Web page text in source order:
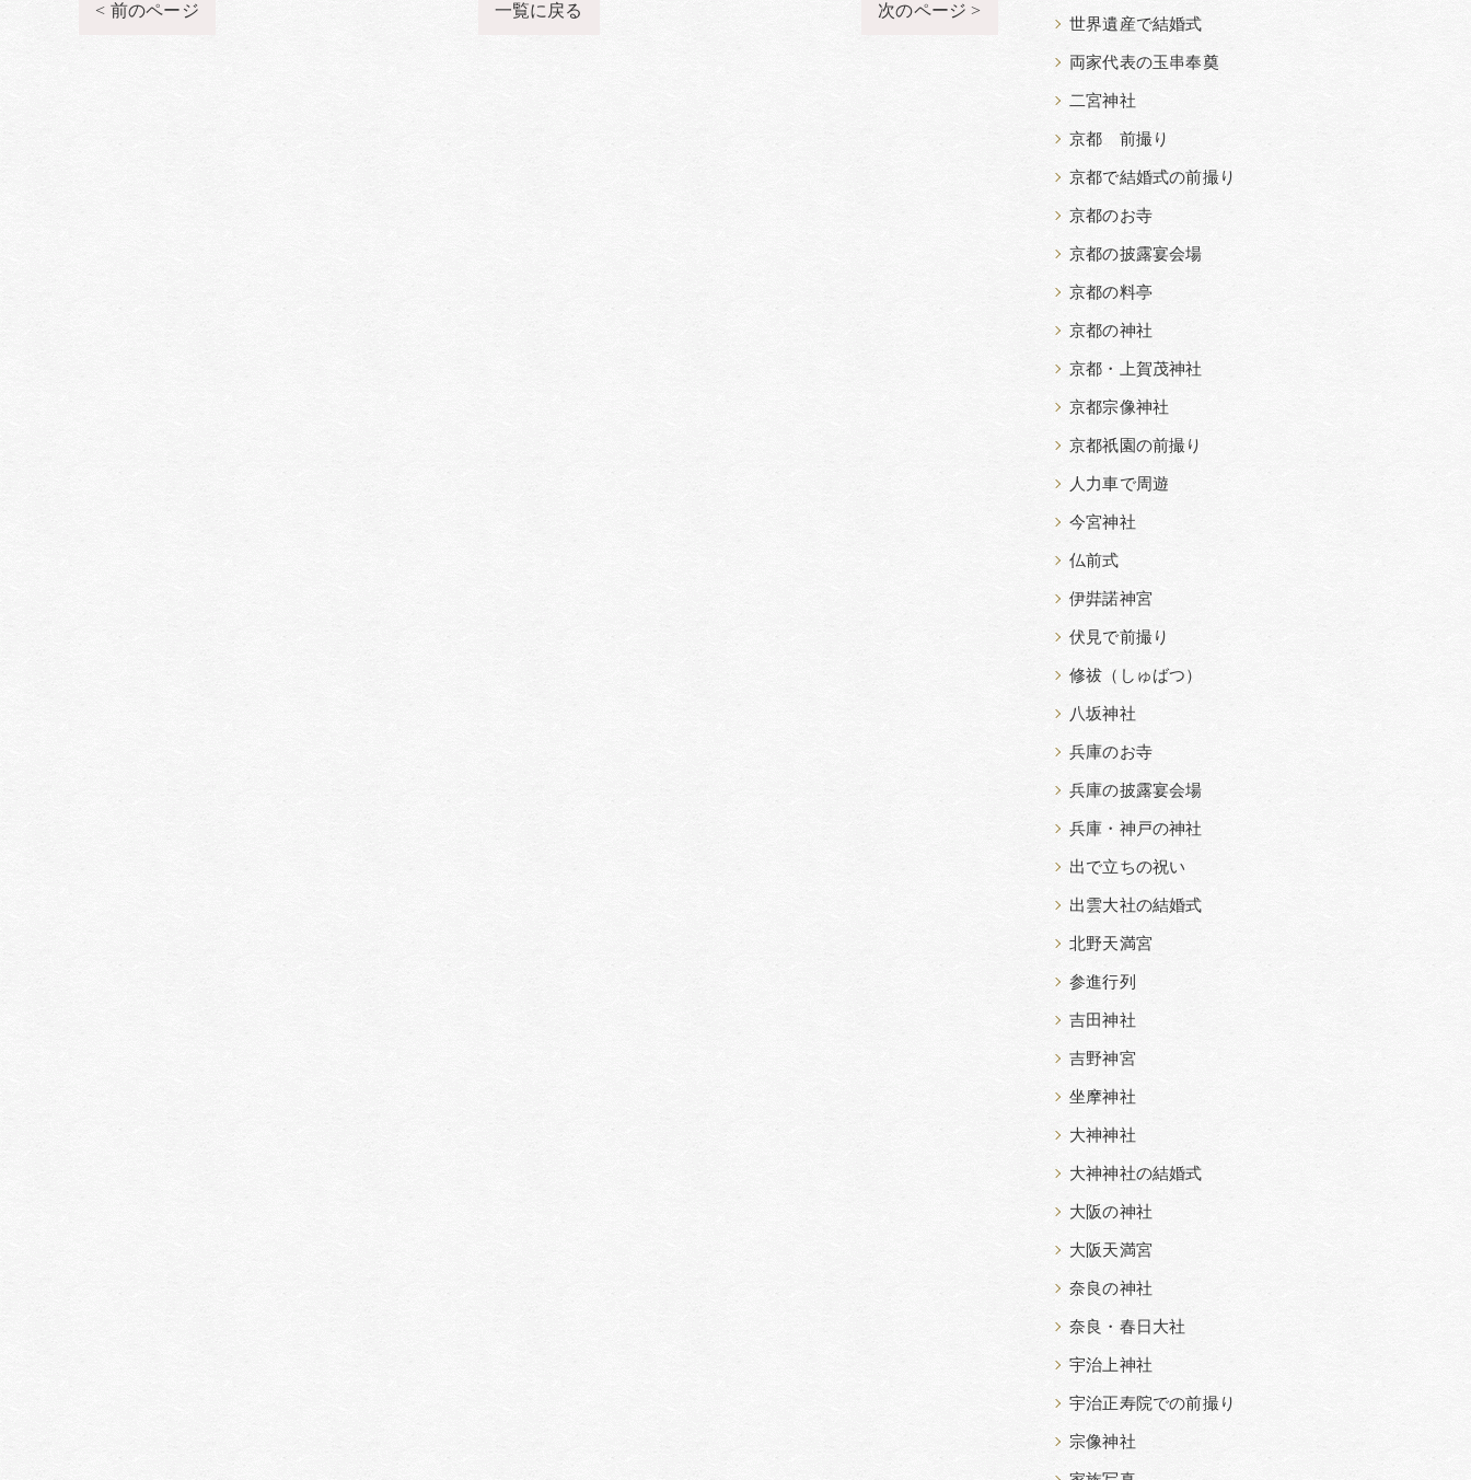
< 前のページ 一覧に戻る 次のページ >
世界遺産で結婚式
両家代表の玉串奉奠
二宮神社
京都 前撮り
京都で結婚式の前撮り
京都のお寺
京都の披露宴会場
京都の料亭
京都の神社
京都・上賀茂神社
京都宗像神社
京都祇園の前撮り
人力車で周遊
今宮神社
仏前式
伊弉諾神宮
伏見で前撮り
修祓（しゅばつ）
八坂神社
兵庫のお寺
兵庫の披露宴会場
兵庫・神戸の神社
出で立ちの祝い
出雲大社の結婚式
北野天満宮
参進行列
吉田神社
吉野神宮
坐摩神社
大神神社
大神神社の結婚式
大阪の神社
大阪天満宮
奈良の神社
奈良・春日大社
宇治上神社
宇治正寿院での前撮り
宗像神社